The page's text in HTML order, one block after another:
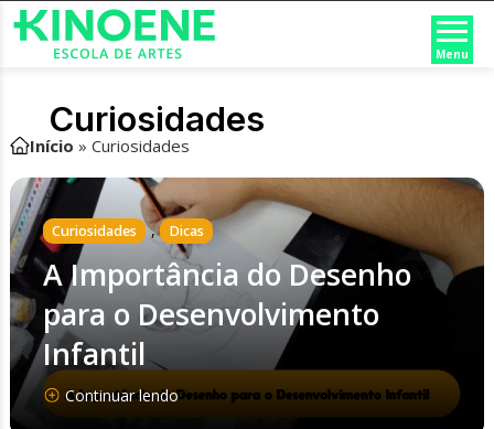
Menu
Curiosidades
Início » Curiosidades
Curiosidades , Dicas
A Importância do Desenho
para o Desenvolvimento
Infantil
Continuar lendo